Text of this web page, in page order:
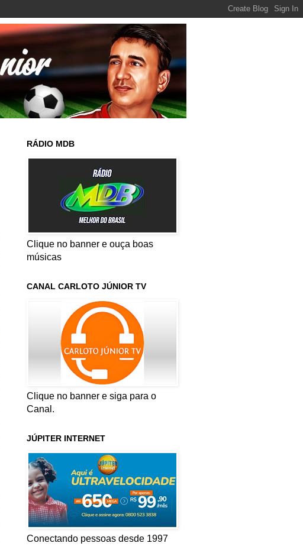
RÁDIO MDB
Clique no banner e ouça boas
músicas
CANAL CARLOTO JÚNIOR TV
Clique no banner e siga para o
Canal.
JÚPITER INTERNET
Conectando pessoas desde 1997